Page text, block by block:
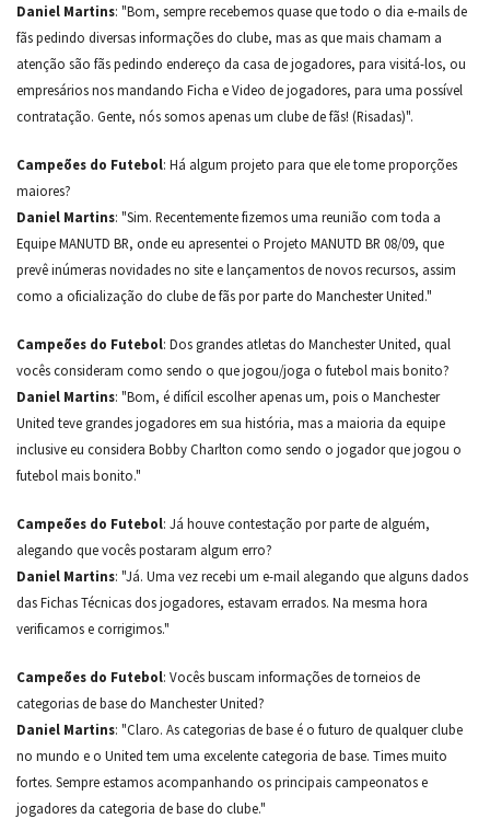
Daniel Martins: "Bom, sempre recebemos quase que todo o dia e-mails de
fãs pedindo diversas informações do clube, mas as que mais chamam a
atenção são fãs pedindo endereço da casa de jogadores, para visitá-los, ou
empresários nos mandando Ficha e Video de jogadores, para uma possível
contratação. Gente, nós somos apenas um clube de fãs! (Risadas)".
Campeões do Futebol: Há algum projeto para que ele tome proporções
maiores?
Daniel Martins: "Sim. Recentemente fizemos uma reunião com toda a
Equipe MANUTD BR, onde eu apresentei o Projeto MANUTD BR 08/09, que
prevê inúmeras novidades no site e lançamentos de novos recursos, assim
como a oficialização do clube de fãs por parte do Manchester United."
Campeões do Futebol: Dos grandes atletas do Manchester United, qual
vocês consideram como sendo o que jogou/joga o futebol mais bonito?
Daniel Martins: "Bom, é difícil escolher apenas um, pois o Manchester
United teve grandes jogadores em sua história, mas a maioria da equipe
inclusive eu considera Bobby Charlton como sendo o jogador que jogou o
futebol mais bonito."
Campeões do Futebol: Já houve contestação por parte de alguém,
alegando que vocês postaram algum erro?
Daniel Martins: "Já. Uma vez recebi um e-mail alegando que alguns dados
das Fichas Técnicas dos jogadores, estavam errados. Na mesma hora
verificamos e corrigimos."
Campeões do Futebol: Vocês buscam informações de torneios de
categorias de base do Manchester United?
Daniel Martins: "Claro. As categorias de base é o futuro de qualquer clube
no mundo e o United tem uma excelente categoria de base. Times muito
fortes. Sempre estamos acompanhando os principais campeonatos e
jogadores da categoria de base do clube."